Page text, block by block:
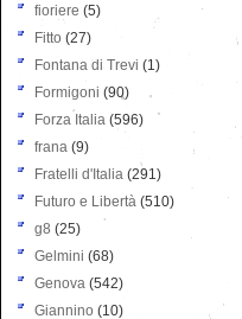
fioriere (5)
Fitto (27)
Fontana di Trevi (1)
Formigoni (90)
Forza Italia (596)
frana (9)
Fratelli d'Italia (291)
Futuro e Libertà (510)
g8 (25)
Gelmini (68)
Genova (542)
Giannino (10)